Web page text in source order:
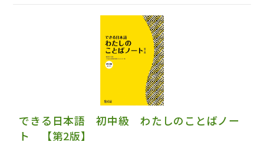
できる日本語 初中級 わたしのことばノー
ト 【第2版】